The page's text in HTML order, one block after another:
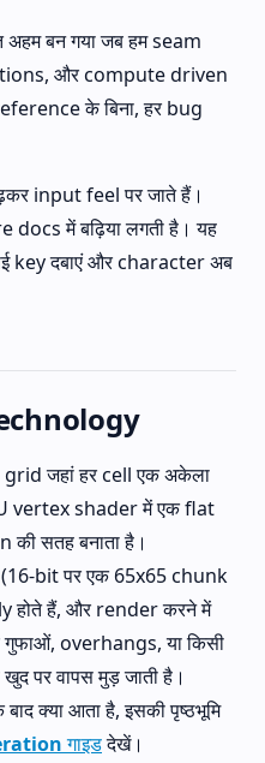
बन गया जब हम seam
और compute driven
के बिना, हर bug
input feel पर जाते हैं।
में बढ़िया लगती है। यह
key दबाएं और character अब
जहां हर cell एक अकेला
vertex shader में एक flat
की सतह बनाता है।
bit पर एक 65x65 chunk
होते हैं, और render करने में
गुफाओं, overhangs, या किसी
पर वापस मुड़ जाती है।
क्या आता है, इसकी पृष्ठभूमि
गाइडदेखें।